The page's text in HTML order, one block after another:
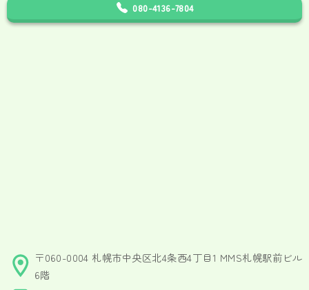
080-4136-7804
〒060-0004 札幌市中央区北4条西4丁目1 MMS札幌駅前ビル
6階